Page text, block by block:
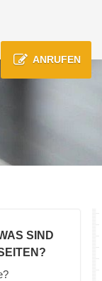
ANRUFEN
SIND